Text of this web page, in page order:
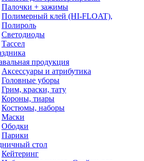
Палочки + зажимы
Полимерный клей (HI-FLOAT),
Полироль
Светодиоды
Тассел
продукция
Аксессуары и атрибутика
Головные уборы
Грим, краски, тату
Короны, тиары
Костюмы, наборы
Маски
Ободки
Парики
стол
Кейтеринг